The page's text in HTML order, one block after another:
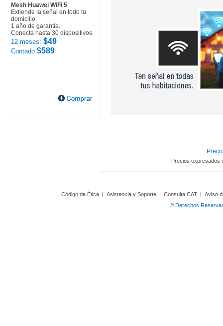
Mesh Huawei WiFi 5
Extiende la señal en todo tu
domicilio.
1 año de garantia.
Conecta hasta 30 dispositivos.
12 meses: $49
Contado $589
Precios expresados
Código de Ética | Asistencia y Soporte | Consulta CAT | Aviso
© Derechos